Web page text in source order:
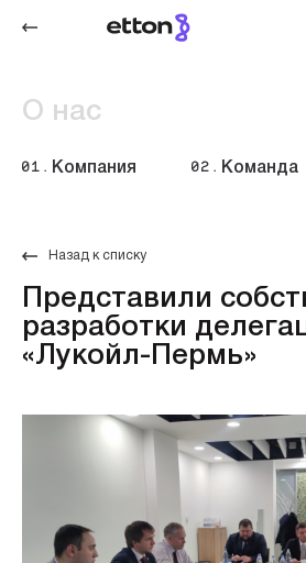
О нас
01. Компания 02. Команда
Назад к списку
Представили
разработки
«Лукойл-Пермь»